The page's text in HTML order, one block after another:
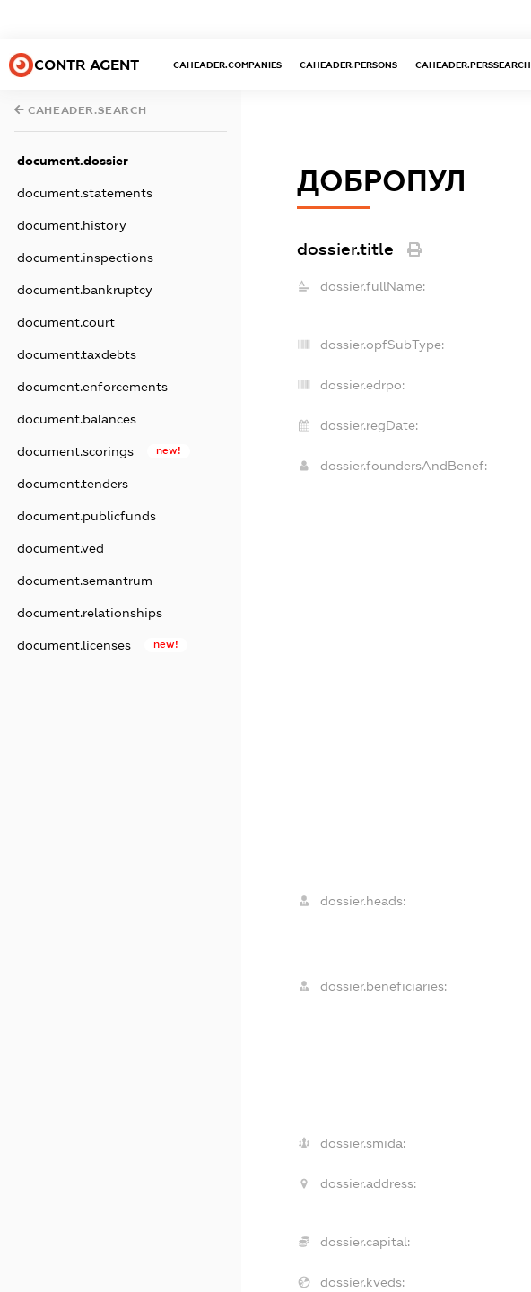
CONTR AGENT CAHEADER.COMPANIES CAHEADER.PERSONS CAHEADER.PERSSEARCH
CAHEADER.SEARCH
document.dossier
document.statements
document.history
document.inspections
document.bankruptcy
document.court
document.taxdebts
document.enforcements
document.balances
document.scorings new!
document.tenders
document.publicfunds
document.ved
document.semantrum
document.relationships
document.licenses new!
ДОБРОПУЛ
dossier.title
dossier.fullName:
dossier.opfSubType:
dossier.edrpo:
dossier.regDate:
dossier.foundersAndBenef:
dossier.heads:
dossier.beneficiaries:
dossier.smida:
dossier.address:
dossier.capital:
dossier.kveds: